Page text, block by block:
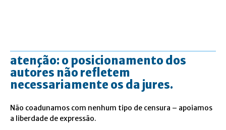
atenção: o posicionamento dos
autores não refletem
necessariamente os da jures.
Não coadunamos com nenhum tipo de censura – apoiamos
a liberdade de expressão.